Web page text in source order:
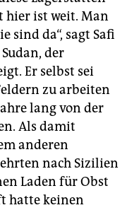
hier ist weit. Man
sind da“, sagt Safi
der
Er selbst sei
zu arbeiten
lang von der
Als damit
anderen
nach Sizilien
Laden für Obst
hatte keinen